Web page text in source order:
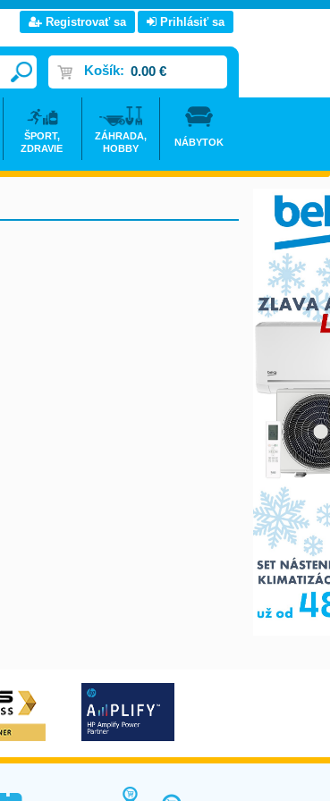
Registrovať sa Prihlásiť sa
Košík: 0.00 €
ŠPORT,
ZDRAVIE
ZÁHRADA,
HOBBY
NÁBYTOK